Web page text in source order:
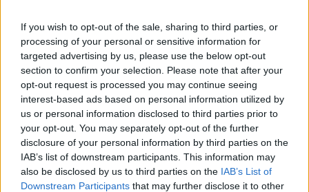
If you wish to opt-out of the sale, sharing to third parties, or
processing of your personal or sensitive information for
targeted advertising by us, please use the below opt-out
section to confirm your selection. Please note that after your
opt-out request is processed you may continue seeing
interest-based ads based on personal information utilized by
us or personal information disclosed to third parties prior to
your opt-out. You may separately opt-out of the further
disclosure of your personal information by third parties on the
IAB’s list of downstream participants. This information may
also be disclosed by us to third parties on the IAB’s List of
Downstream Participants that may further disclose it to other
«Φέτος, γιορτάζουμε τα 175 χρόνια των ελβετικών
σιδηροδρόμων. Με αυτήν την απόπειρα παγκόσμιου
ρεκόρ, η RhB και οι συνεργάτες της θέλησαν να